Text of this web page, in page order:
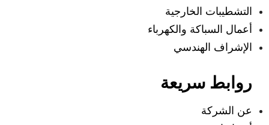
التشطيبات الخارجية
أعمال السباكة والكهرباء
الإشراف الهندسي
روابط سريعة
عن الشركة